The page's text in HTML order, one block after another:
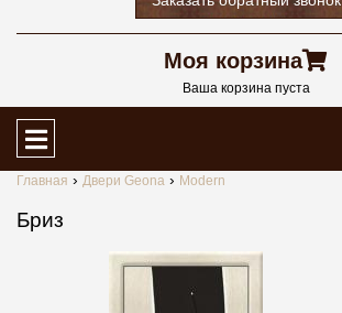
Моя корзина
Ваша корзина пуста
Главная Двери Geona Modern
Бриз